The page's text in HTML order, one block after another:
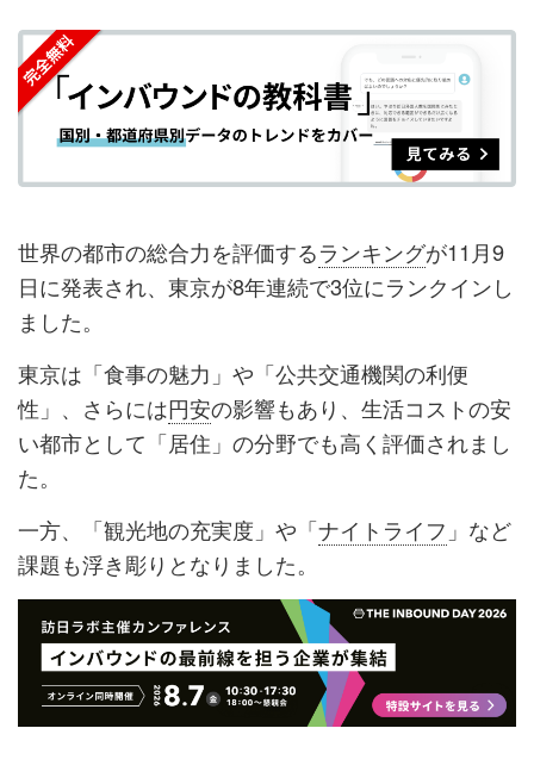
シ
ェ
ア
す
る
シ
ェ
ア
す
る
ク
マ
ー
ク
に
加
購
読
す
る
録
す
世界の都市の総合力を評価するランキングが11月9
日に発表され、東京が8年連続で3位にランクインし
ました。
東京は「食事の魅力」や「公共交通機関の利便
性」、さらには円安の影響もあり、生活コストの安
い都市として「居住」の分野でも高く評価されまし
た。
一方、「観光地の充実度」や「ナイトライフ 」など
課題も浮き彫りとなりました。